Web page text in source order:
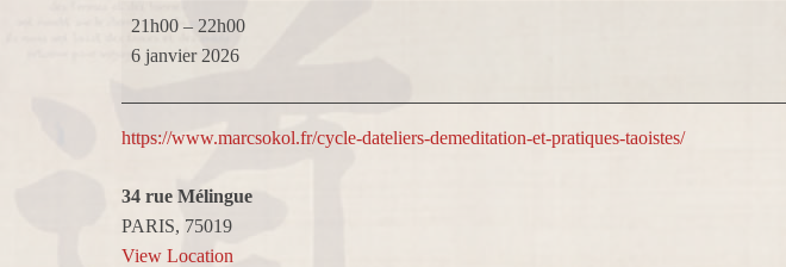
Atelier
méditation
pratiques
taoïstes
21h00 – 22h00
6 janvier 2026
https://www.marcsokol.fr/cycle-dateliers-demeditation-et-pratiques-taoistes/
34 rue Mélingue
PARIS, 75019
View Location